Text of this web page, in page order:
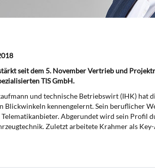
seit dem 5. November Vertrieb und
TIS GmbH.
und technische Betriebswirt (IHK) hat
Blickwinkeln kennengelernt. Sein beruflicher
Abgerundet wird sein Profil
Zuletzt arbeitete Krahmer als